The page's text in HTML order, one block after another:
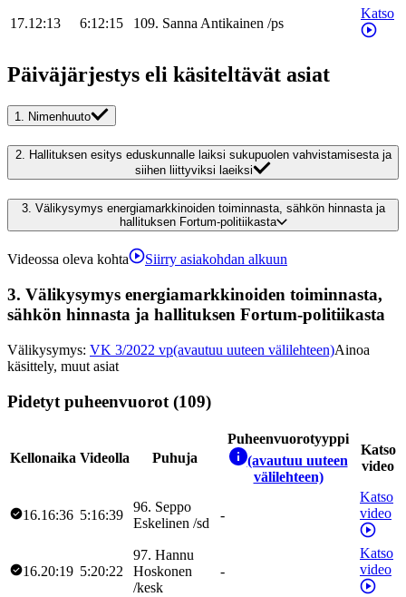
17.12:13 6:12:15 109. SannaAntikainen /ps
Katso
Päiväjärjestys eli käsiteltävät asiat
1. Nimenhuuto
2. Hallituksen esitys eduskunnalle laiksi sukupuolen vahvistamisesta ja
siihen liittyviksi laeiksi
3. Välikysymys energiamarkkinoiden toiminnasta, sähkön hinnasta ja
hallituksen Fortum-politiikasta
Videossa oleva kohta Siirry asiakohdan alkuun
3. Välikysymys energiamarkkinoiden toiminnasta,
sähkön hinnasta ja hallituksen Fortum-politiikasta
Välikysymys: VK 3/2022 vp(avautuu uuteen välilehteen)Ainoa
käsittely, muut asiat
Pidetyt puheenvuorot (109)
Kellonaika Videolla Puhuja
Puheenvuorotyyppi
(avautuu uuteen
välilehteen)
Katso
video
16.16:36 5:16:39
96. Seppo
Eskelinen /sd
-
Katso
video
16.20:19 5:20:22
97. Hannu
Hoskonen
/kesk
-
Katso
video